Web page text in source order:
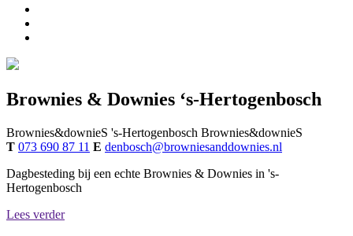
Brownies & Downies ‘s-Hertogenbosch
Brownies&downieS 's-Hertogenbosch Brownies&downieS
T 073 690 87 11 E denbosch@browniesanddownies.nl
Dagbesteding bij een echte Brownies & Downies in 's-
Hertogenbosch
Lees verder